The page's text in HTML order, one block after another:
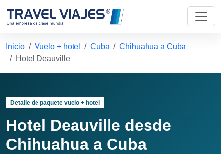
Inicio Vuelo + hotel Cuba
Chihuahua a Cuba
Hotel Deauville
Detalle de paquete vuelo + hotel
Hotel Deauville desde
Chihuahua a Cuba